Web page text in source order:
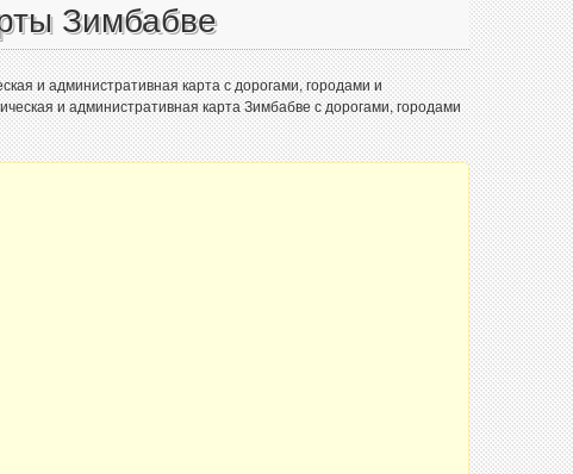
Зимбабве
и административная карта с дорогами, городами и
и административная карта Зимбабве с дорогами, городами